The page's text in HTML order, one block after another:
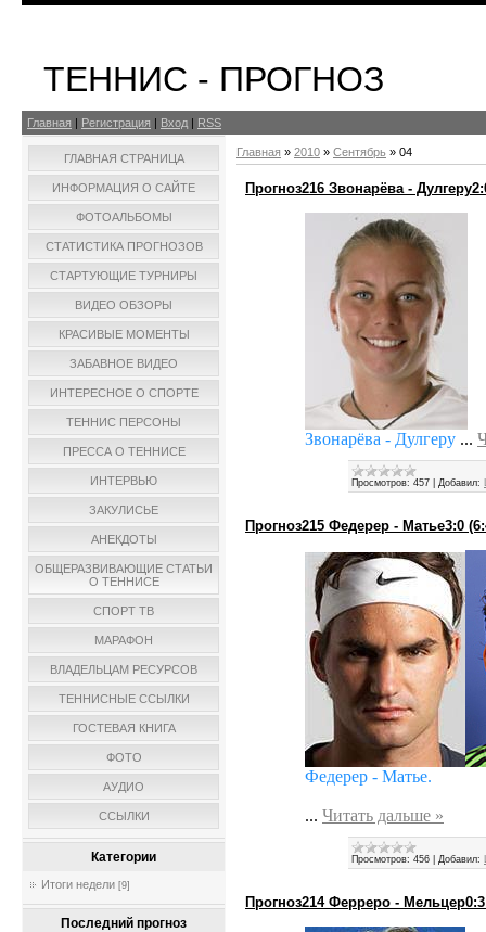
ТЕННИС - ПРОГНОЗ
Главная | Регистрация | Вход | RSS
ГЛАВНАЯ СТРАНИЦА
ИНФОРМАЦИЯ О САЙТЕ
ФОТОАЛЬБОМЫ
СТАТИСТИКА ПРОГНОЗОВ
СТАРТУЮЩИЕ ТУРНИРЫ
ВИДЕО ОБЗОРЫ
КРАСИВЫЕ МОМЕНТЫ
ЗАБАВНОЕ ВИДЕО
ИНТЕРЕСНОЕ О СПОРТЕ
ТЕННИС ПЕРСОНЫ
ПРЕССА О ТЕННИСЕ
ИНТЕРВЬЮ
ЗАКУЛИСЬЕ
АНЕКДОТЫ
ОБЩЕРАЗВИВАЮЩИЕ СТАТЬИ
О ТЕННИСЕ
СПОРТ ТВ
МАРАФОН
ВЛАДЕЛЬЦАМ РЕСУРСОВ
ТЕННИСНЫЕ ССЫЛКИ
ГОСТЕВАЯ КНИГА
ФОТО
АУДИО
ССЫЛКИ
Категории
Итоги недели [9]
Последний прогноз
Главная » 2010 » Сентябрь » 04
Прогноз216 Звонарёва -
Звонарёва - Дулгеру ...
Просмотров: 457 Добавил:
Прогноз215 Федерер - Матье3:0
Федерер - Матье.
... Читать дальше »
Просмотров: 456 Добавил:
Прогноз214 Ферреро - Мельцер0:3